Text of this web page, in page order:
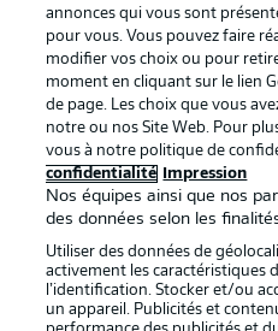
Déclaration de
confidentialité
Travaux
Impression
annonces qui vous sont
pour vous. Vous pouvez faire
modifier vos choix ou pour
moment en cliquant sur le lien
de page. Les choix que vous
notre ou nos Site Web. Pour
vous à notre politique de
confidentialité
Impression
Nos équipes ainsi que nos
des données selon les
Utiliser des données de
activement les caractéristiques
l’identification. Stocker et/ou
un appareil. Publicités et